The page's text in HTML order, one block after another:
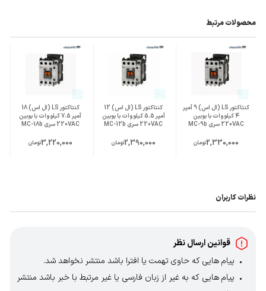
محصولات مرتبط
کنتاکتور LS (ال اس) 9 آمپر
4 کیلووات با بوبین
220VAC سری MC-9b
2,330,000تومان
کنتاکتور LS (ال اس) 12
آمپر 5.5 کیلووات با بوبین
220VAC سری MC-12b
2,390,000تومان
کنتاکتور LS (ال اس) 18
آمپر 7.5 کیلووات با بوبین
220VAC سری MC-18b
3,220,000تومان
نظرات کاربران
قوانین ارسال نظر
پیام هایی که حاوی تهمت یا افترا باشد منتشر نخواهد شد.
پیام هایی که به غیر از زبان فارسی یا غیر مرتبط با خبر باشد منتشر